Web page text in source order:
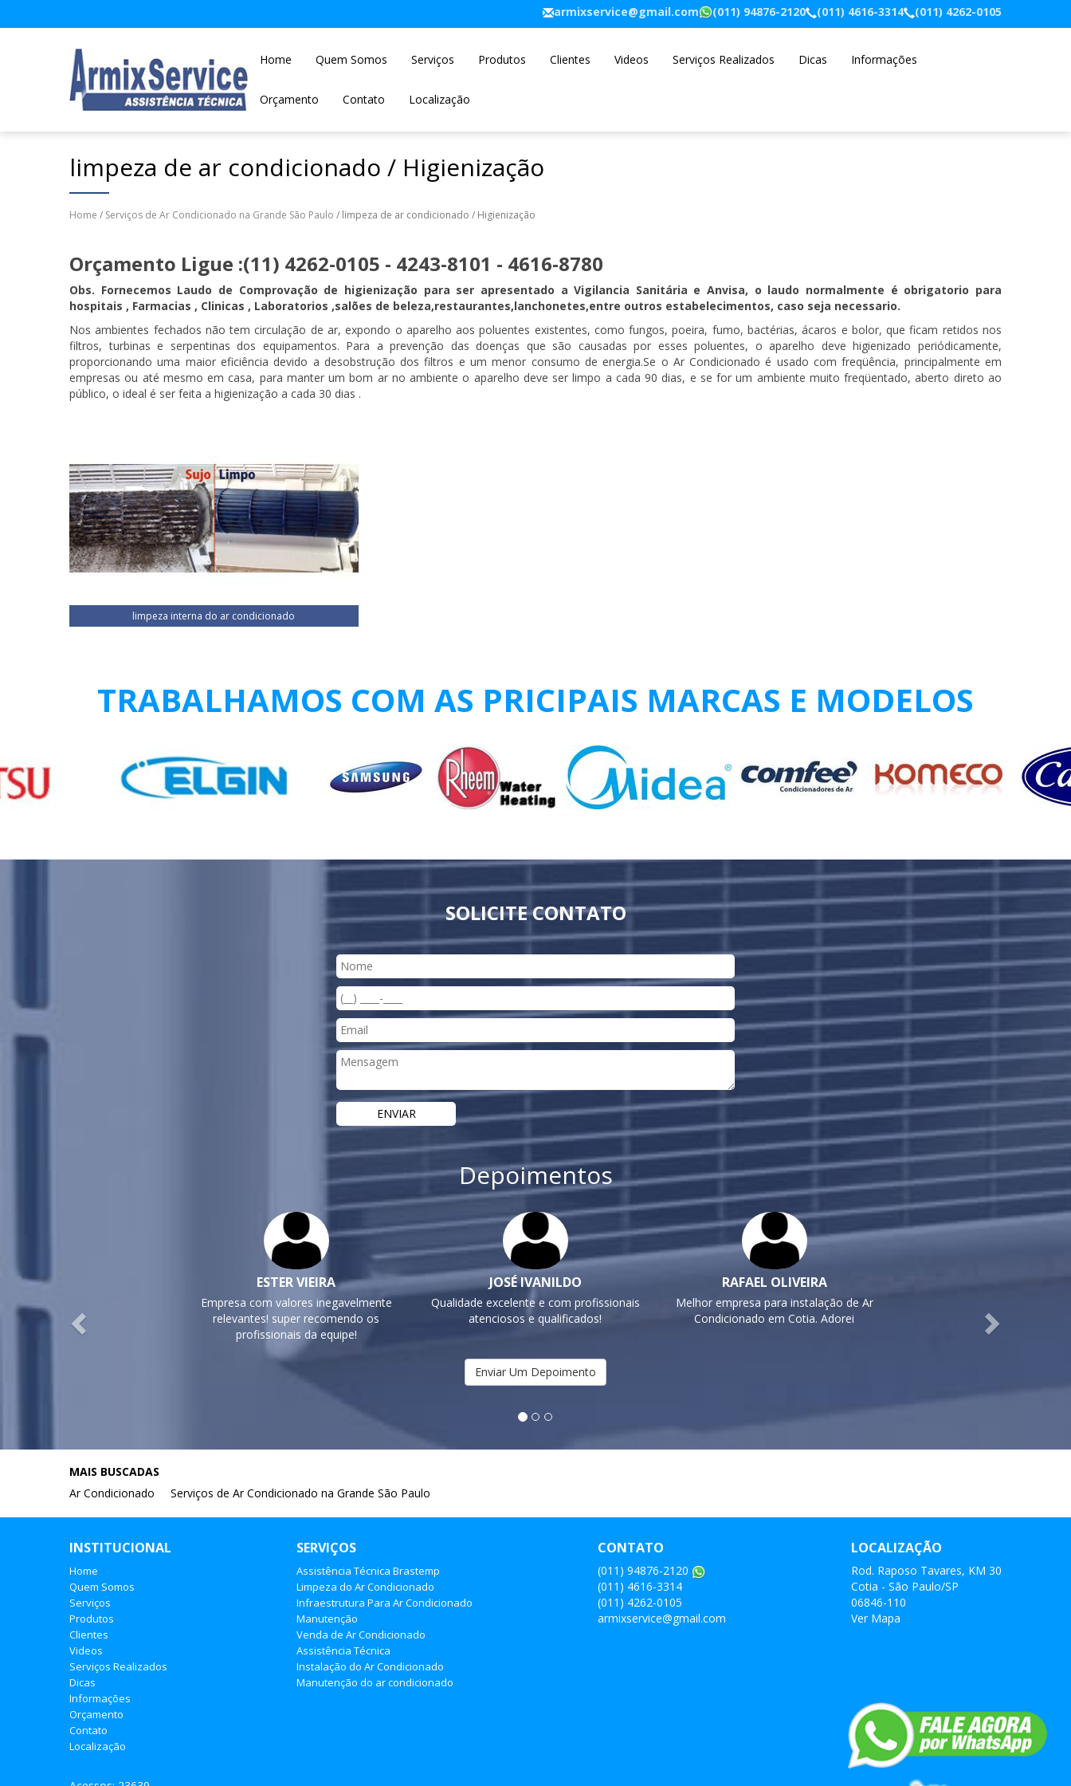
armixservice@gmail.com (011) 94876-2120 (011) 4616-3314 (011) 4262-0105
Home Quem Somos Serviços Produtos Clientes Videos Serviços Realizados Dicas Informações
Orçamento Contato Localização
limpeza de ar condicionado / Higienização
Home / Serviços de Ar Condicionado na Grande São Paulo / limpeza de ar condicionado / Higienização
Orçamento Ligue :(11) 4262-0105 - 4243-8101 - 4616-8780
Obs. Fornecemos Laudo de Comprovação de higienização para ser apresentado a Vigilancia Sanitária e Anvisa, o laudo normalmente é obrigatorio para
hospitais , Farmacias , Clinicas , Laboratorios ,salões de beleza,restaurantes,lanchonetes,entre outros estabelecimentos, caso seja necessario.
Nos ambientes fechados não tem circulação de ar, expondo o aparelho aos poluentes existentes, como fungos, poeira, fumo, bactérias, ácaros e bolor, que ficam retidos nos
filtros, turbinas e serpentinas dos equipamentos. Para a prevenção das doenças que são causadas por esses poluentes, o aparelho deve higienizado periódicamente,
proporcionando uma maior eficiência devido a desobstrução dos filtros e um menor consumo de energia.Se o Ar Condicionado é usado com freqüência, principalmente em
empresas ou até mesmo em casa, para manter um bom ar no ambiente o aparelho deve ser limpo a cada 90 dias, e se for um ambiente muito freqüentado, aberto direto ao
público, o ideal é ser feita a higienização a cada 30 dias .
limpeza interna do ar condicionado
TRABALHAMOS COM AS PRICIPAIS MARCAS E MODELOS
SOLICITE CONTATO
Depoimentos
ESTER VIEIRA
Empresa com valores inegavelmente
relevantes! super recomendo os
profissionais da equipe!
JOSÉ IVANILDO
Qualidade excelente e com profissionais
atenciosos e qualificados!
RAFAEL OLIVEIRA
Melhor empresa para instalação de Ar
Condicionado em Cotia. Adorei
Next
Enviar Um Depoimento
MAIS BUSCADAS
Ar Condicionado
Serviços de Ar Condicionado na Grande São Paulo
INSTITUCIONAL
Home
Quem Somos
Serviços
Produtos
Clientes
Videos
Serviços Realizados
Dicas
Informações
Orçamento
Contato
Localização
SERVIÇOS
Assistência Técnica Brastemp
Limpeza do Ar Condicionado
Infraestrutura Para Ar Condicionado
Manutenção
Venda de Ar Condicionado
Assistência Técnica
Instalação do Ar Condicionado
Manutenção do ar condicionado
CONTATO
(011) 94876-2120
(011) 4616-3314
(011) 4262-0105
armixservice@gmail.com
LOCALIZAÇÃO
Rod. Raposo Tavares, KM 30
Cotia - São Paulo/SP
06846-110
Ver Mapa